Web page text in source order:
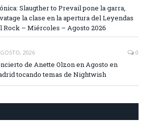
Slaugther to Prevail pone la garra,
la clase en la apertura del Leyendas
Rock – Miércoles – Agosto 2026
2026 0
de Anette Olzon en Agosto en
tocando temas de Nightwish